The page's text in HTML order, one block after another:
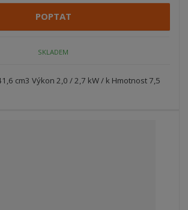
POPTAT
SKLADEM
cm3 Výkon 2,0 / 2,7 kW / k Hmotnost 7,5